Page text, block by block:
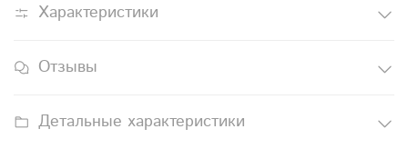
Характеристики
Отзывы
Детальные характеристики